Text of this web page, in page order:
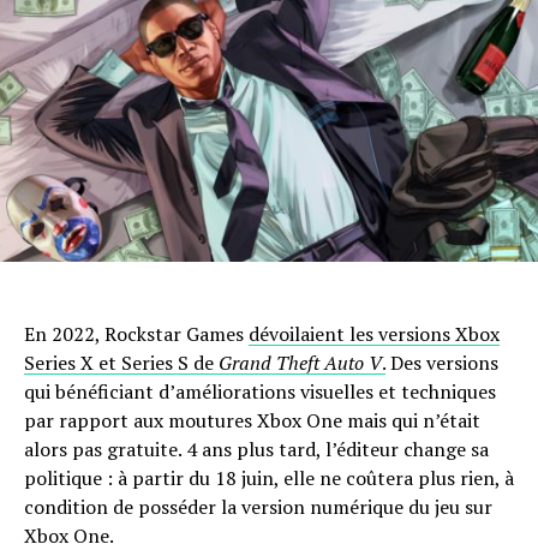
En 2022, Rockstar Games dévoilaient les versions Xbox
Series X et Series S de Grand Theft Auto V.Des versions
qui bénéficiant d’améliorations visuelles et techniques
par rapport aux moutures Xbox One mais qui n’était
alors pas gratuite. 4 ans plus tard, l’éditeur change sa
politique : à partir du 18 juin, elle ne coûtera plus rien, à
condition de posséder la version numérique du jeu sur
Xbox One.